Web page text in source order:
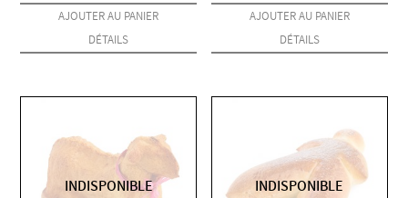
AJOUTER AU PANIER
DÉTAILS
AJOUTER AU PANIER
DÉTAILS
INDISPONIBLE INDISPONIBLE